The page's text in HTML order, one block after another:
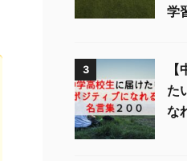
学
3
た
な